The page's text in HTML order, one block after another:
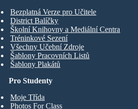
Pro Studenty
Moje Třída
Photos For Class
Bezplatná Verze pro Učitele
District Balíčky
Školní Knihovny a Mediální Centra
Tréninkové Sezení
Všechny Učební Zdroje
Šablony Pracovních Listů
Šablony Plakátů